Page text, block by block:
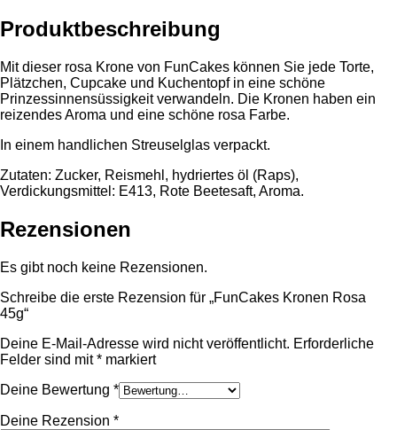
Produktbeschreibung
Mit dieser rosa Krone von FunCakes können Sie jede Torte,
Plätzchen, Cupcake und Kuchentopf in eine schöne
Prinzessinnensüssigkeit verwandeln. Die Kronen haben ein
reizendes Aroma und eine schöne rosa Farbe.
In einem handlichen Streuselglas verpackt.
Zutaten: Zucker, Reismehl, hydriertes öl (Raps),
Verdickungsmittel: E413, Rote Beetesaft, Aroma.
Rezensionen
Es gibt noch keine Rezensionen.
Schreibe die erste Rezension für „FunCakes Kronen Rosa
45g“
Deine E-Mail-Adresse wird nicht veröffentlicht. Erforderliche
Felder sind mit* markiert
Deine Bewertung *
Deine Rezension *